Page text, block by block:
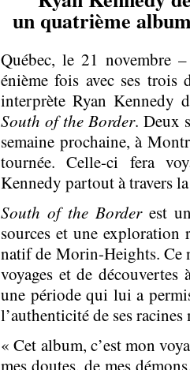
un quatrième
Québec, le 21 novembre
énième fois avec ses trois
interprète Ryan Kennedy
South of the Border. Deux
semaine prochaine, à
tournée. Celle-ci fera
Kennedy partout à travers
South of the Borderest
sources et une
natif de Morin-Heights. Ce
voyages et de
une période qui lui a
l’authenticité de ses racines
« Cet album, c’est mon
mes doutes, de mes